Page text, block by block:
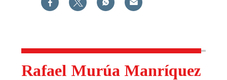
Rafael Murúa Manríquez